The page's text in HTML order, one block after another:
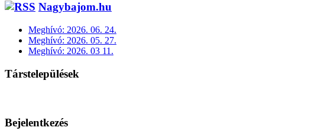
Nagybajom.hu
Meghívó: 2026. 06. 24.
Meghívó: 2026. 05. 27.
Meghívó: 2026. 03 11.
Társtelepülések
Bejelentkezés